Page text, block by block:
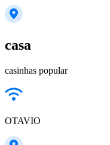
casa
casinhas popular
OTAVIO